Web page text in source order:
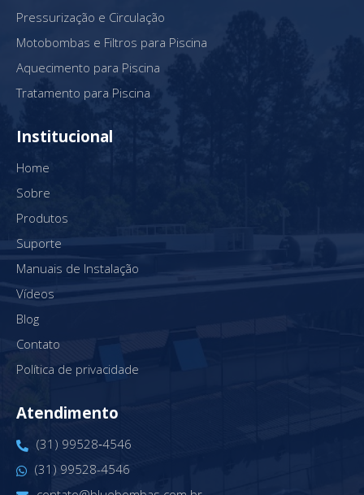
Pressurização e Circulação
Motobombas e Filtros para Piscina
Aquecimento para Piscina
Tratamento para Piscina
Institucional
Home
Sobre
Produtos
Suporte
Manuais de Instalação
Vídeos
Blog
Contato
Política de privacidade
Atendimento
(31) 99528‑4546‬
(31) 99528-4546